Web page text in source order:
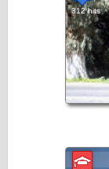
312 hits